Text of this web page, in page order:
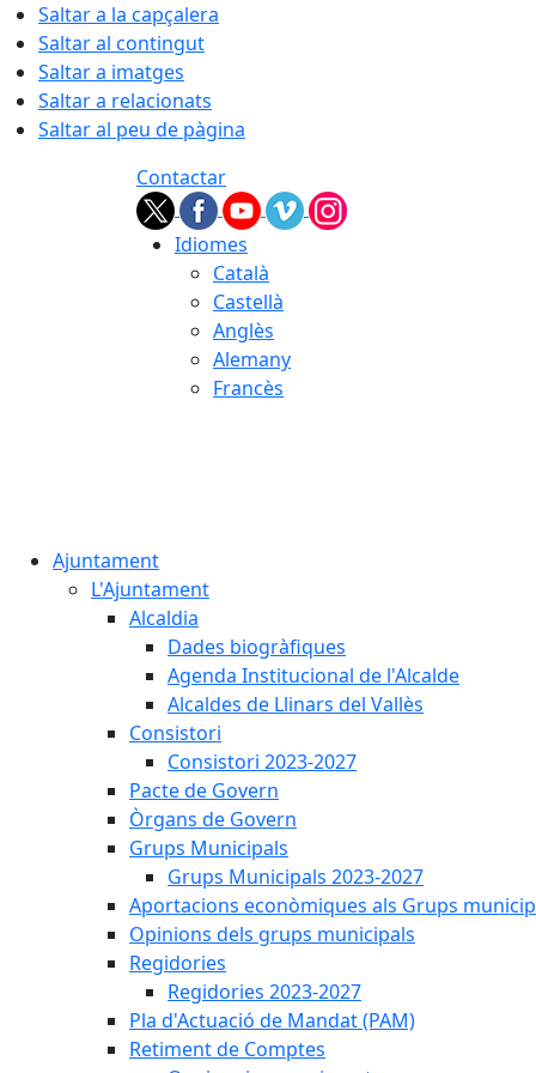
Saltar a la capçalera
Saltar al contingut
Saltar a imatges
Saltar a relacionats
Saltar al peu de pàgina
Contactar
Idiomes
Català
Castellà
Anglès
Alemany
Francès
Ajuntament
L'Ajuntament
Alcaldia
Dades biogràfiques
Agenda Institucional de l'Alcalde
Alcaldes de Llinars del Vallès
Consistori
Consistori 2023-2027
Pacte de Govern
Òrgans de Govern
Grups Municipals
Grups Municipals 2023-2027
Aportacions econòmiques als Grups
Opinions dels grups municipals
Regidories
Regidories 2023-2027
Pla d'Actuació de Mandat (PAM)
Retiment de Comptes